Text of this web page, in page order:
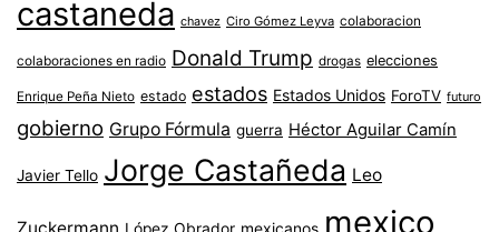
castaneda chavez Ciro Gómez Leyva colaboracion
colaboraciones en radio Donald Trump drogas elecciones
Enrique Peña Nieto estado estados Estados Unidos ForoTV futuro
gobierno Grupo Fórmula guerra Héctor Aguilar Camín
Javier Tello Jorge Castañeda Leo
López Obrador mexicanos mexico